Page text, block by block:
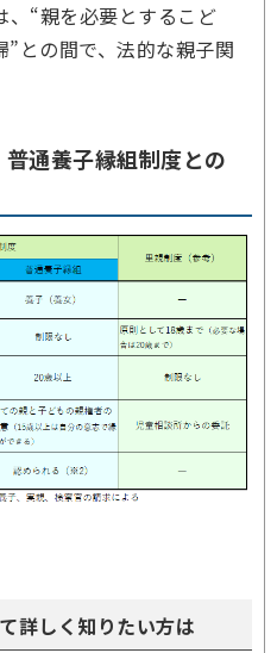
、“親を必要とするこど
”との間で、法的な親子関
通養子縁組制度との
詳しく知りたい方は